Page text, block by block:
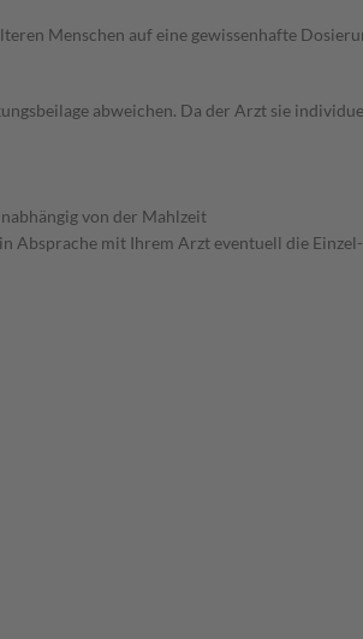
Menschen auf eine gewissenhafte
abweichen. Da der Arzt sie
von der Mahlzeit
mit Ihrem Arzt eventuell die